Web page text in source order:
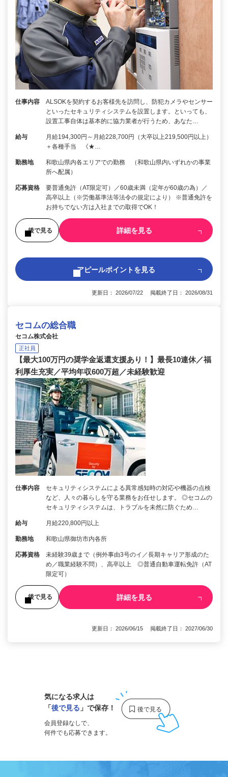
仕事内容
ALSOKを契約するお客様先を訪問し、防犯カメラやセンサー
といったセキュリティシステムを設置します。といっても、
設置工事自体は基本的に協力業者が行うため、あなた…
給与
月給194,300円～月給228,700円（大卒以上219,500円以上）
＋各種手当 《★…
勤務地
和歌山県内各エリアでの勤務 （和歌山県内いずれかの事業
所へ配属）
応募資格
要普通免許（AT限定可）／60歳未満（定年が60歳の為）／
高卒以上（※労働基準法等法令の規定により） ※普通免許を
お持ちでない方は入社までの取得でOK！
後で見る 詳細を見る
アピールポイントを見る
更新日： 2026/07/22 掲載終了日： 2026/08/31
セコムの総合職
セコム株式会社
正社員
【最大100万円の奨学金返還支援あり！】最長10連休／福
利厚生充実／平均年収600万超／未経験歓迎
仕事内容
セキュリティシステムによる異常感知時の対応や機器の点検
など、人々の暮らしを守る業務をお任せします。 ◎セコムの
セキュリティシステムは、トラブルを未然に防ぐため…
給与 月給220,800円以上
勤務地 和歌山県御坊市内各所
応募資格
未経験39歳まで（例外事由3号のイ／長期キャリア形成のた
め／職業経験不問）、高卒以上 ◎普通自動車運転免許（AT
限定可）
後で見る 詳細を見る
更新日： 2026/06/15 掲載終了日： 2027/06/30
気になる求人は
「後で見る 」で保存！
会員登録なしで、
何件でも応募できます。